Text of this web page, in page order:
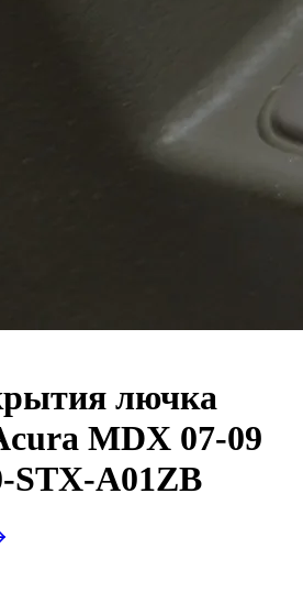
лючка
MDX 07-09
STX-A01ZB